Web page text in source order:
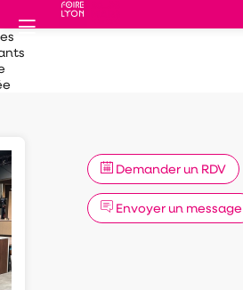
Demander un RDV
Envoyer un message